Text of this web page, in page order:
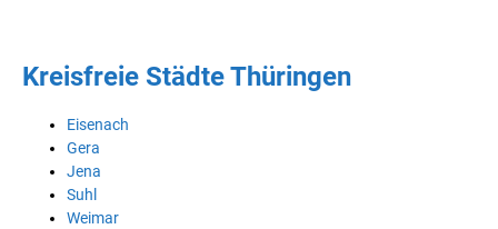
Kreisfreie Städte Thüringen
Eisenach
Gera
Jena
Suhl
Weimar